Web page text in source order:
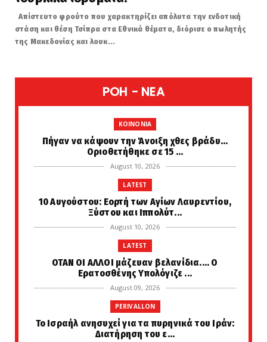
Απίστευτο φρούτο που χαρακτηρίζει απόλυτα την ενδοτική
στάση και θέση Τσίπρα στα Εθνικά θέματα, διόρισε ο πωλητής
της Μακεδονίας και λουκ...
POH - NEA
KOINONIA
Πήγαν να κάψουν την Άνοιξη χθες βράδυ...
Οριοθετήθηκε σε 15 ...
August 10, 2026
LATEST
10 Αυγούστου: Εορτή των Αγίων Λαυρεντίου,
Ξύστου και Ιππολύτ...
August 10, 2026
LATEST
ΟΤΑΝ ΟΙ ΑΛΛΟΙ μάζευαν βελανίδια.... Ο
Ερατοσθένης Υπολόγιζε ...
August 09, 2026
PERIVALLON
Το Ισραήλ ανησυχεί για τα πυρηνικά του Ιράν:
Διατήρηση του ε...